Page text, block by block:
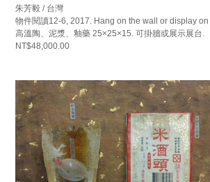
朱芳毅 / 台灣
物件閱讀12-6, 2017. Hang on the wall or display
高溫陶、泥漿、釉藥 25×25×15. 可掛牆或展示展台.
NT$48,000.00